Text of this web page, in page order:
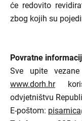
će redovito
zbog kojih su
Povratne
Sve upite
www.dorh.hr
odvjetništvu
E-poštom: